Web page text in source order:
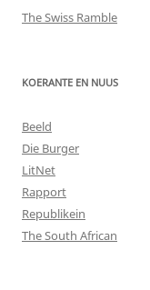
The Swiss Ramble
KOERANTE EN NUUS
Beeld
Die Burger
LitNet
Rapport
Republikein
The South African